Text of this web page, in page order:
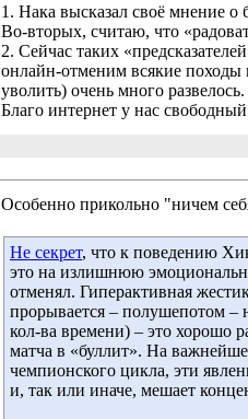
1. Нака высказал своё мнение
Во-вторых, считаю, что
2. Сейчас таких
онлайн-отменим всякие походы
уволить) очень много развелось.
Благо интернет у нас
Особенно прикольно "ничем
Не секрет, что к поведению
это на излишнюю
отменял. Гиперактивная
прорывается – полушепотом –
кол-ва времени) – это хорошо
матча в «буллит». На
чемпионского цикла, эти
и, так или иначе, мешает